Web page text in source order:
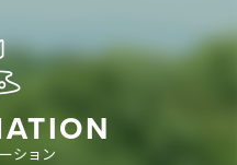
ション